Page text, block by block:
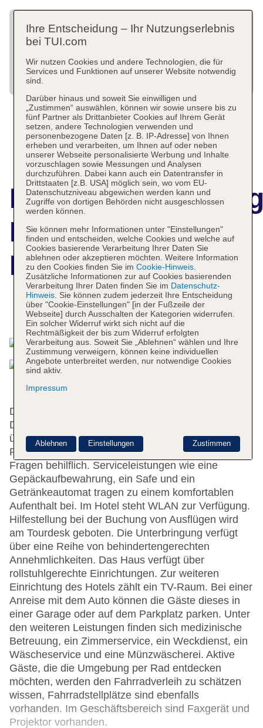
Hotel Zaragoza
Royal
Das bietet Ihre Unterkunft
Die 176 Zimmer, die 8 Einzel- und die 84
Doppelzimmer verteilen sich auf 4 Etagen und sind
über 2 Aufzüge erreichbar. Das freundliche
Personal an der Rezeption ist gerne bei allen
Fragen behilflich. Serviceleistungen wie eine
Gepäckaufbewahrung, ein Safe und ein
Getränkeautomat tragen zu einem komfortablen
Aufenthalt bei. Im Hotel steht WLAN zur Verfügung.
Hilfestellung bei der Buchung von Ausflügen wird
am Tourdesk geboten. Die Unterbringung verfügt
über eine Reihe von behindertengerechten
Annehmlichkeiten. Das Haus verfügt über
rollstuhlgerechte Einrichtungen. Zur weiteren
Einrichtung des Hotels zählt ein TV-Raum. Bei einer
Anreise mit dem Auto können die Gäste dieses in
einer Garage oder auf dem Parkplatz parken. Unter
den weiteren Leistungen finden sich medizinische
Betreuung, ein Zimmerservice, ein Weckdienst, ein
Wäscheservice und eine Münzwäscherei. Aktive
Gäste, die die Umgebung per Rad entdecken
möchten, werden den Fahrradverleih zu schätzen
wissen, Fahrradstellplätze sind ebenfalls
vorhanden. Im Geschäftsbereich sind Faxgerät und
Projektor vorhanden.
Ihre Entscheidung – Ihr Nutzungserlebnis
bei TUI.com
Wir nutzen Cookies und andere Technologien, die für
Services und Funktionen auf unserer Website notwendig
sind.
Darüber hinaus und soweit Sie einwilligen und
„Zustimmen“ auswählen, können wir sowie unsere bis zu
fünf Partner als Drittanbieter Cookies auf Ihrem Gerät
setzen, andere Technologien verwenden und
personenbezogene Daten [z. B. IP-Adresse] von Ihnen
erheben und verarbeiten, um Ihnen auf oder neben
unserer Webseite personalisierte Werbung und Inhalte
vorzuschlagen sowie Messungen und Analysen
durchzuführen. Dabei kann auch ein Datentransfer in
Drittstaaten [z.B. USA] möglich sein, wo vom EU-
Datenschutzniveau abgewichen werden kann und
Zugriffe von dortigen Behörden nicht ausgeschlossen
werden können.
Sie können mehr Informationen unter "Einstellungen"
finden und entscheiden, welche Cookies und welche auf
Cookies basierende Verarbeitung Ihrer Daten Sie
ablehnen oder akzeptieren möchten. Weitere Information
zu den Cookies finden Sie im Cookie-Hinweis.
Zusätzliche Informationen zur auf Cookies basierenden
Verarbeitung Ihrer Daten finden Sie im Datenschutz-
Hinweis. Sie können zudem jederzeit Ihre Entscheidung
über "Cookie-Einstellungen" [in der Fußzeile der
Webseite] durch Ausschalten der Kategorien widerrufen.
Ein solcher Widerruf wirkt sich nicht auf die
Rechtmäßigkeit der bis zum Widerruf erfolgten
Verarbeitung aus. Soweit Sie „Ablehnen“ wählen und Ihre
Zustimmung verweigern, können keine individuellen
Angebote unterbreitet werden, nur notwendige Cookies
sind aktiv.
Impressum
Zustimmen
Ablehnen Einstellungen